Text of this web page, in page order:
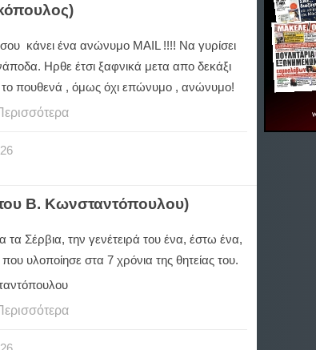
σου κάνει ένα ανώνυμο ΜΑΙL !!!! Να γυρίσει
Ηρθε έτσι ξαφνικά μετα απο δεκάξι
πουθενά , όμως όχι επώνυμο , ανώνυμο!
Β. Κωνσταντόπουλου)
τα Σέρβια, την γενέτειρά του ένα, έστω ένα,
υλοποίησε στα 7 χρόνια της θητείας του.